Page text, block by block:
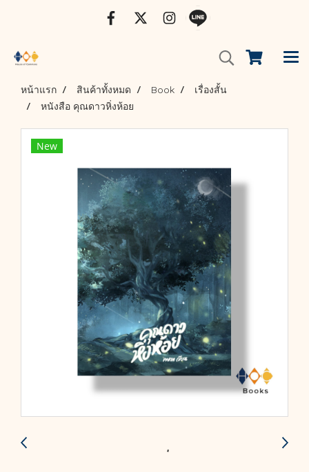
หน้าแรก สินค้าทั้งหมด Book
เรื่องสั้น
หนังสือ คุณดาวหิ่งห้อย
New